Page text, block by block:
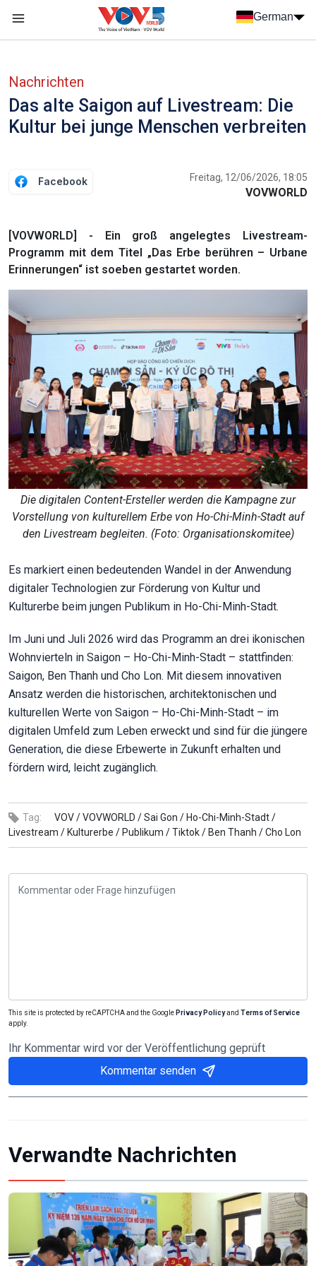
German
Nachrichten
Das alte Saigon auf Livestream: Die
Kultur bei junge Menschen verbreiten
Facebook Freitag, 12/06/2026, 18:05
VOVWORLD
[VOVWORLD] - Ein groß angelegtes Livestream-
Programm mit dem Titel „Das Erbe berühren – Urbane
Erinnerungen“ ist soeben gestartet worden.
Die digitalen Content-Ersteller werden die Kampagne zur
Vorstellung von kulturellem Erbe von Ho-Chi-Minh-Stadt auf
den Livestream begleiten. (Foto: Organisationskomitee)
Es markiert einen bedeutenden Wandel in der Anwendung
digitaler Technologien zur Förderung von Kultur und
Kulturerbe beim jungen Publikum in Ho-Chi-Minh-Stadt.
Im Juni und Juli 2026 wird das Programm an drei ikonischen
Wohnvierteln in Saigon – Ho-Chi-Minh-Stadt – stattfinden:
Saigon, Ben Thanh und Cho Lon. Mit diesem innovativen
Ansatz werden die historischen, architektonischen und
kulturellen Werte von Saigon – Ho-Chi-Minh-Stadt – im
digitalen Umfeld zum Leben erweckt und sind für die jüngere
Generation, die diese Erbewerte in Zukunft erhalten und
fördern wird, leicht zugänglich.
Tag: VOV /VOVWORLD /Sai Gon / Ho-Chi-Minh-Stadt /
Livestream / Kulturerbe / Publikum /Tiktok / Ben Thanh /Cho Lon
This site is protected by reCAPTCHA and the Google Privacy Policyand Terms of Service
apply.
Ihr Kommentar wird vor der Veröffentlichung geprüft
Kommentar senden
Verwandte Nachrichten